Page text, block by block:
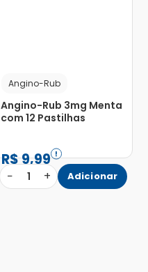
Angino-Rub
Angino-Rub 3mg Menta
com 12 Pastilhas
R$9,99
− 1 + Adicionar